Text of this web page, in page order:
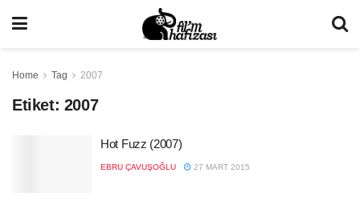
Home Tag 2007
Etiket: 2007
Hot Fuzz (2007)
EBRU ÇAVUŞOĞLU 27 MART 2015